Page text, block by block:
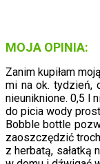
MOJA OPINIA:
Zanim kupiłam
mi na ok. tydzień,
nieuniknione. 0,5 l
do picia wody
Bobble bottle
zaoszczędzić
z herbatą, sałatką